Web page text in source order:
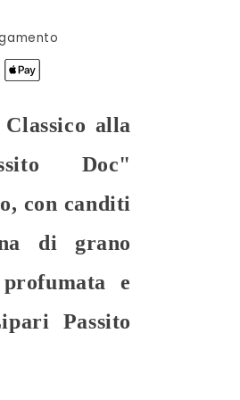
Classico alla
Doc"
con canditi
di grano
e
Passito